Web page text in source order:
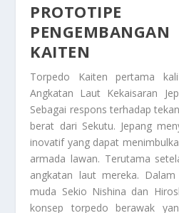
PROTOTIPE
KAITEN
Torpedo Kaiten pertama
Angkatan Laut Kekaisaran
Sebagai respons terhadap
berat dari Sekutu. Jepang
inovatif yang dapat
armada lawan. Terutama
angkatan laut mereka.
muda Sekio Nishina dan
konsep torpedo berawak